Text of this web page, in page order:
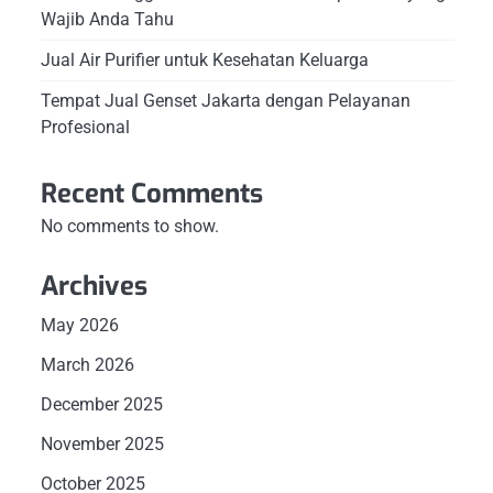
Wajib Anda Tahu
Jual Air Purifier untuk Kesehatan Keluarga
Tempat Jual Genset Jakarta dengan Pelayanan
Profesional
Recent Comments
No comments to show.
Archives
May 2026
March 2026
December 2025
November 2025
October 2025